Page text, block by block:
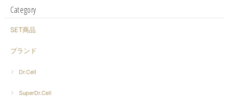
Category
SET商品
ブランド
Dr.Cell
SuperDr.Cell